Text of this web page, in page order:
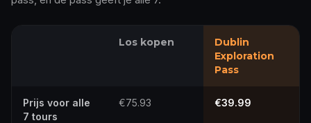
Los kopen
Dublin
Exploration
Pass
Prijs voor alle
7 tours
€75.93 €39.99